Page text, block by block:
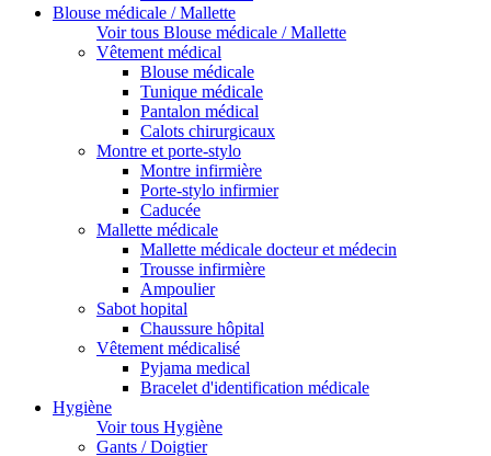
Blouse médicale / Mallette
Voir tous Blouse médicale / Mallette
Vêtement médical
Blouse médicale
Tunique médicale
Pantalon médical
Calots chirurgicaux
Montre et porte-stylo
Montre infirmière
Porte-stylo infirmier
Caducée
Mallette médicale
Mallette médicale docteur et médecin
Trousse infirmière
Ampoulier
Sabot hopital
Chaussure hôpital
Vêtement médicalisé
Pyjama medical
Bracelet d'identification médicale
Hygiène
Voir tous Hygiène
Gants / Doigtier